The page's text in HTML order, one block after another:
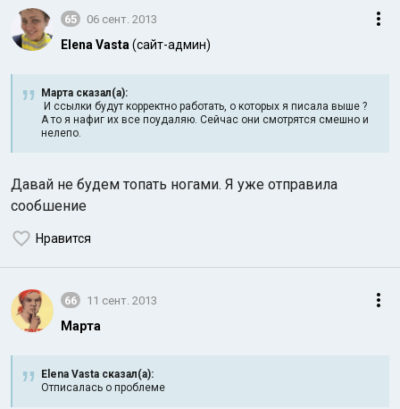
65 06 сент. 2013
Elena Vasta (сайт-админ)
Марта сказал(а):
И ссылки будут корректно работать, о которых я писала выше ?
А то я нафиг их все поудаляю. Сейчас они смотрятся смешно и
нелепо.
Давай не будем топать ногами. Я уже отправила
сообшение
Нравится
66 11 сент. 2013
Марта
Elena Vasta сказал(а):
Отписалась о проблеме